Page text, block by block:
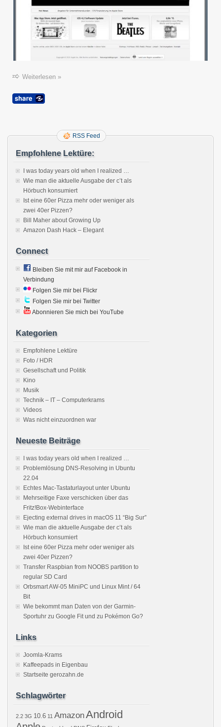
Weiterlesen »
RSS Feed
Empfohlene Lektüre:
I was today years old when I realized …
Wie man die aktuelle Ausgabe der c’t als
Hörbuch konsumiert
Ist eine 60er Pizza mehr oder weniger als
zwei 40er Pizzen?
Bill Maher about Growing Up
Amazon Dash Hack – Elegant
Connect
Bleiben Sie mit mir auf Facebook in
Verbindung
Folgen Sie mir bei Flickr
Folgen Sie mir bei Twitter
Abonnieren Sie mich bei YouTube
Kategorien
Empfohlene Lektüre
Foto / HDR
Gesellschaft und Politik
Kino
Musik
Technik – IT – Computerkrams
Videos
Was nicht einzuordnen war
Neueste Beiträge
I was today years old when I realized …
Problemlösung DNS-Resolving in Ubuntu
22.04
Echtes Mac-Tastaturlayout unter Ubuntu
Mehrseitige Faxe verschicken über das
Fritz!Box-Webinterface
Ejecting external drives in macOS 11 “Big Sur”
Wie man die aktuelle Ausgabe der c’t als
Hörbuch konsumiert
Ist eine 60er Pizza mehr oder weniger als
zwei 40er Pizzen?
Transfer Raspbian from NOOBS partition to
regular SD Card
Orbsmart AW-05 MiniPC und Linux Mint / 64
Bit
Wie bekommt man Daten von der Garmin-
Sportuhr zu Google Fit und zu Pokémon Go?
Links
Joomla-Krams
Kaffeepads in Eigenbau
Startseite gerozahn.de
Schlagwörter
2.2 3G 10.6 11 AmazonAndroid